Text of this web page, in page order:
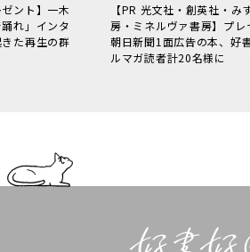
ント】一木
れ」インタ
た再生の群
【PR 光文社・創英社・み
房・ミネルヴァ書房】プレ
朝日新聞1面広告の本、好
ルマガ読者計20名様に